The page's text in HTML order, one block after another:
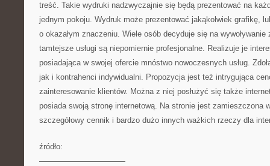
treść. Takie wydruki nadzwyczajnie się będą prezentować na
jednym pokoju. Wydruk może prezentować jakąkolwiek grafikę,
o okazałym znaczeniu. Wiele osób decyduje się na
tamtejsze usługi są niepomiernie profesjonalne. Realizuje je
posiadająca w swojej ofercie mnóstwo nowoczesnych usług.
jak i kontrahenci indywidualni. Propozycja jest też intrygująca
zainteresowanie klientów. Można z niej posłużyć się także
posiada swoją stronę internetową. Na stronie jest zamieszczona
szczegółowy cennik i bardzo dużo innych ważkich rzeczy dla
źródło:
———————————